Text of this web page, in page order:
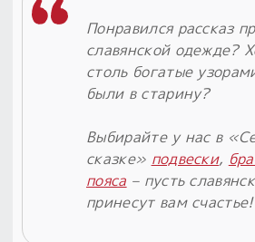
Понравился рассказ
славянской одежде?
столь богатые
были в старину?
Выбирайте у нас в
сказке» подвески,
пояса – пусть
принесут вам счастье!